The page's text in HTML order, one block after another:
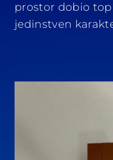
prostor dobio
jedinstven